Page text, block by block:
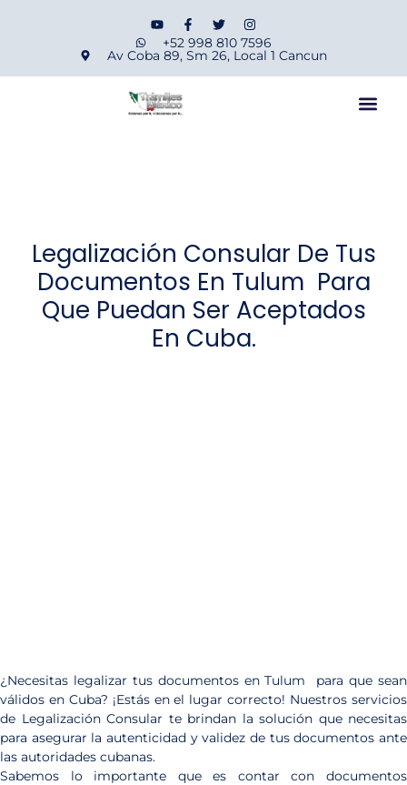
+52 998 810 7596
Av Coba 89, Sm 26, Local 1 Cancun
Legalización Consular De Tus
Documentos En Tulum Para
Que Puedan Ser Aceptados
En Cuba.
¿Necesitas legalizar tus documentos en Tulum para que sean
válidos en Cuba? ¡Estás en el lugar correcto! Nuestros servicios
de Legalización Consular te brindan la solución que necesitas
para asegurar la autenticidad y validez de tus documentos ante
las autoridades cubanas.
Sabemos lo importante que es contar con documentos